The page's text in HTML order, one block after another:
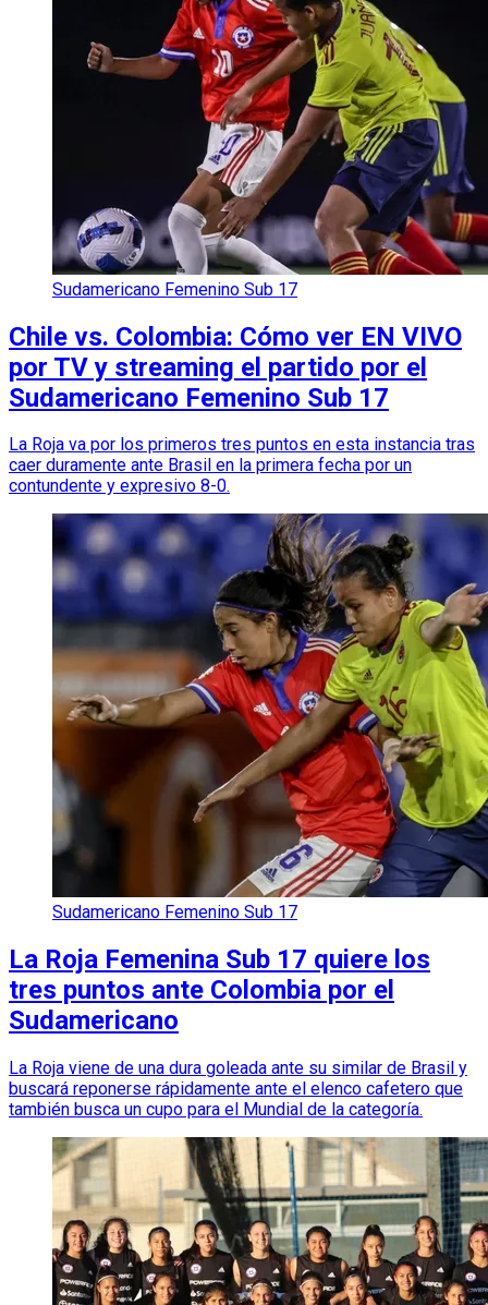
Sudamericano Femenino Sub 17
Chile vs. Colombia: Cómo ver EN VIVO
por TV y streaming el partido por el
Sudamericano Femenino Sub 17
La Roja va por los primeros tres puntos en esta instancia tras
caer duramente ante Brasil en la primera fecha por un
contundente y expresivo 8-0.
Sudamericano Femenino Sub 17
La Roja Femenina Sub 17 quiere los
tres puntos ante Colombia por el
Sudamericano
La Roja viene de una dura goleada ante su similar de Brasil y
buscará reponerse rápidamente ante el elenco cafetero que
también busca un cupo para el Mundial de la categoría.